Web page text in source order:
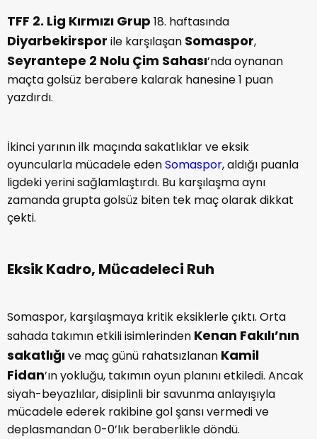
TFF 2. Lig Kırmızı Grup 18. haftasında
Diyarbekirspor ile karşılaşan Somaspor,
Seyrantepe 2 Nolu Çim Sahası’nda oynanan
maçta golsüz berabere kalarak hanesine 1 puan
yazdırdı.
İkinci yarının ilk maçında sakatlıklar ve eksik
oyuncularla mücadele edenSomaspor, aldığı puanla
ligdeki yerini sağlamlaştırdı. Bu karşılaşma aynı
zamanda grupta golsüz biten tek maç olarak dikkat
çekti.
Eksik Kadro, Mücadeleci Ruh
Somaspor, karşılaşmaya kritik eksiklerle çıktı. Orta
sahada takımın etkili isimlerinden Kenan Fakılı’nın
sakatlığıve maç günü rahatsızlanan Kamil
Fidan’ın yokluğu, takımın oyun planını etkiledi. Ancak
siyah-beyazlılar, disiplinli bir savunma anlayışıyla
mücadele ederek rakibine gol şansı vermedi ve
deplasmandan 0-0’lık beraberlikle döndü.